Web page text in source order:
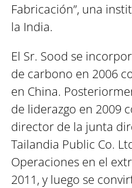
Fabricación”, una
la India.
El Sr. Sood se
de carbono en 2006
en China.
de liderazgo en 2009
director de la junta
Tailandia Public Co.
Operaciones en el
2011, y luego se